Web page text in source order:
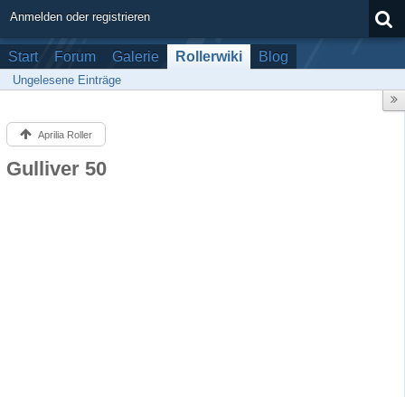
Anmelden oder registrieren
Start Forum Galerie Rollerwiki Blog
Ungelesene Einträge
Aprilia Roller
Gulliver 50